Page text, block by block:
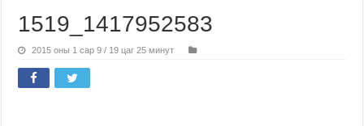
1519_1417952583
2015 оны 1 сар 9 / 19 цаг 25 минут